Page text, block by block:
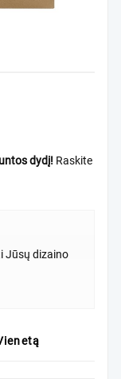
dydį! Raskite
Jūsų dizaino